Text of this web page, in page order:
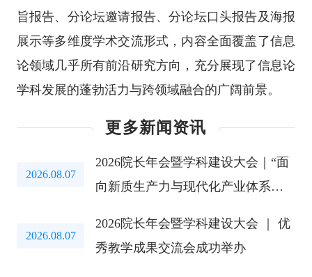
旨报告、分论坛邀请报告、分论坛口头报告及海报
展示等多维度学术交流形式，内容全面覆盖了信息
论领域几乎所有前沿研究方向，充分展现了信息论
学科发展的蓬勃活力与跨领域融合的广阔前景。
更多新闻资讯
2026.08.07
2026院长年会暨学科建设大会｜“面
向新质生产力与现代化产业体系的
2026.08.07
2026院长年会暨学科建设大会 ｜ 优
秀教学成果交流会成功举办